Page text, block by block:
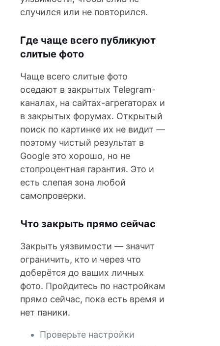
случился или не повторился.
Где чаще всего публикуют
слитые фото
Чаще всего слитые фото
оседают в закрытых Telegram-
каналах, на сайтах-агрегаторах и
в закрытых форумах. Открытый
поиск по картинке их не видит —
поэтому чистый результат в
Google это хорошо, но не
стопроцентная гарантия. Это и
есть слепая зона любой
самопроверки.
Что закрыть прямо сейчас
Закрыть уязвимости — значит
ограничить, кто и через что
доберётся до ваших личных
фото. Пройдитесь по настройкам
прямо сейчас, пока есть время и
нет паники.
Проверьте настройки